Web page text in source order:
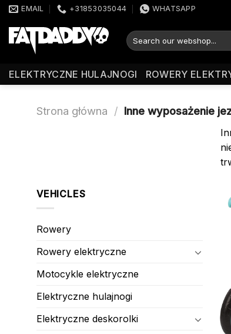
Przewiń
zawartości
EMAIL +31853035044 WHATSAPP
Szukaj:
ELEKTRYCZNE HULAJNOGI ROWERY
Strona główna / Inne wyposażenie
VEHICLES
Rowery
Rowery elektryczne
Motocykle elektryczne
Elektryczne hulajnogi
Elektryczne deskorolki